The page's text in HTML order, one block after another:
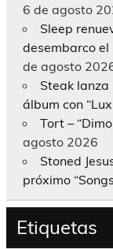
6 de agosto
Sleep
desembarco el
de agosto
Steak
álbum con
Tort –
agosto 2026
Stoned
próximo
Etiquetas